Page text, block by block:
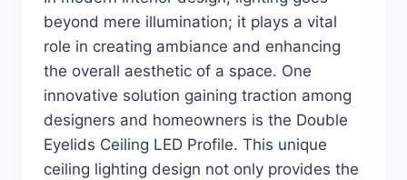
beyond mere illumination; it plays a vital
role in creating ambiance and enhancing
the overall aesthetic of a space. One
innovative solution gaining traction among
designers and homeowners is the Double
Eyelids Ceiling LED Profile. This unique
ceiling lighting design not only provides the